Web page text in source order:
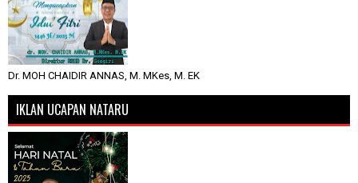
Dr. MOH CHAIDIR ANNAS, M. MKes, M. EK
IKLAN UCAPAN NATARU